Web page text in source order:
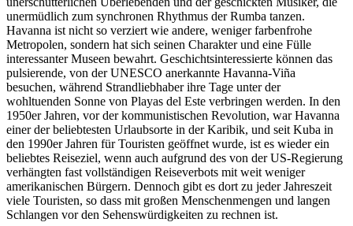
unermüdlich zum synchronen Rhythmus der Rumba tanzen.
Havanna ist nicht so verziert wie andere, weniger farbenfrohe
Metropolen, sondern hat sich seinen Charakter und eine Fülle
interessanter Museen bewahrt. Geschichtsinteressierte können das
pulsierende, von der UNESCO anerkannte Havanna-Viña
besuchen, während Strandliebhaber ihre Tage unter der
wohltuenden Sonne von Playas del Este verbringen werden. In den
1950er Jahren, vor der kommunistischen Revolution, war Havanna
einer der beliebtesten Urlaubsorte in der Karibik, und seit Kuba in
den 1990er Jahren für Touristen geöffnet wurde, ist es wieder ein
beliebtes Reiseziel, wenn auch aufgrund des von der US-Regierung
verhängten fast vollständigen Reiseverbots mit weit weniger
amerikanischen Bürgern. Dennoch gibt es dort zu jeder Jahreszeit
viele Touristen, so dass mit großen Menschenmengen und langen
Schlangen vor den Sehenswürdigkeiten zu rechnen ist.